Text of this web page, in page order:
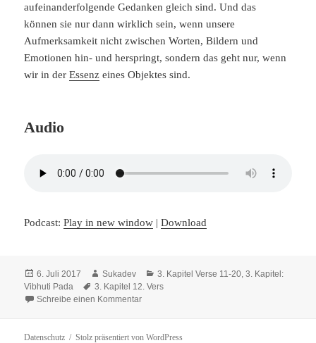
aufeinanderfolgende Gedanken gleich sind. Und das
können sie nur dann wirklich sein, wenn unsere
Aufmerksamkeit nicht zwischen Worten, Bildern und
Emotionen hin- und herspringt, sondern das geht nur, wenn
wir in derEssenz eines Objektes sind.
Audio
Podcast:Play in new window |Download
Veröffentlicht
am
6. Juli 2017 Autor
Sukadev Kategorien
3. Kapitel Verse 11-20,3. Kapitel:
Vibhuti Pada
Schlagwörter
3. Kapitel 12. Vers
Schreibe einen Kommentarzu Kapitel 3, Vers 12
Datenschutz Stolz präsentiert von WordPress